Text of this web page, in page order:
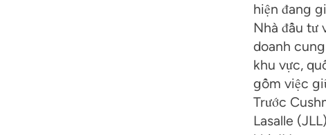
hiện đang
Nhà đầu tư
doanh
khu vực,
gồm việc
Trước
Lasalle